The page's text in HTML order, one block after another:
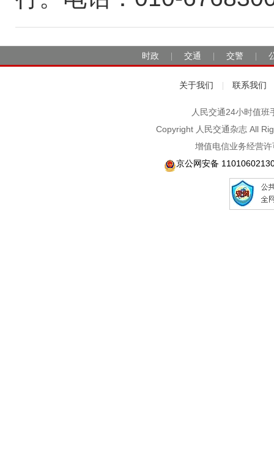
时政 交通 交警
关于我们 联系我们
人民交通24小时值
Copyright 人民交通杂志 All
增值电信业务经营
京公网安备